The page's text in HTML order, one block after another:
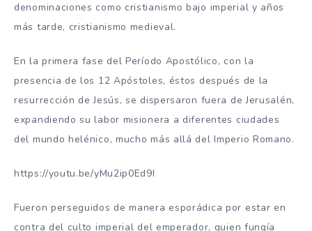
denominaciones como cristianismo bajo imperial y años
más tarde, cristianismo medieval.
En la primera fase del Período Apostólico, con la
presencia de los 12 Apóstoles, éstos después de la
resurrección de Jesús, se dispersaron fuera de Jerusalén,
expandiendo su labor misionera a diferentes ciudades
del mundo helénico, mucho más allá del Imperio Romano.
https://youtu.be/yMu2ip0Ed9I
Fueron perseguidos de manera esporádica por estar en
contra del culto imperial del emperador, quien fungía